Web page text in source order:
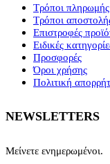
Τρόποι πληρωμής
Τρόποι
Επιστροφές
Ειδικές
Προσφορές
Όροι χρήσης
Πολιτική
NEWSLETTERS
Μείνετε ενημερωμένοι.